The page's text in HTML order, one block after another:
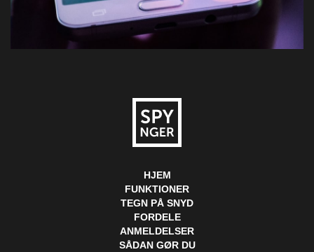
HJEM
FUNKTIONER
TEGN PÅ SNYD
FORDELE
ANMELDELSER
SÅDAN GØR DU